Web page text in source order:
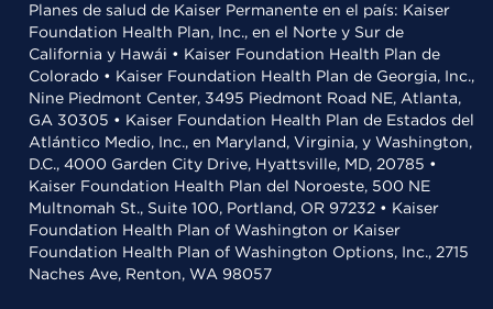
Planes de salud de Kaiser Permanente en el país: Kaiser
Foundation Health Plan, Inc., en el Norte y Sur de
California y Hawái • Kaiser Foundation Health Plan de
Colorado • Kaiser Foundation Health Plan de Georgia, Inc.,
Nine Piedmont Center, 3495 Piedmont Road NE, Atlanta,
GA 30305 • Kaiser Foundation Health Plan de Estados del
Atlántico Medio, Inc., en Maryland, Virginia, y Washington,
D.C., 4000 Garden City Drive, Hyattsville, MD, 20785 •
Kaiser Foundation Health Plan del Noroeste, 500 NE
Multnomah St., Suite 100, Portland, OR 97232 • Kaiser
Foundation Health Plan of Washington or Kaiser
Foundation Health Plan of Washington Options, Inc., 2715
Naches Ave, Renton, WA 98057